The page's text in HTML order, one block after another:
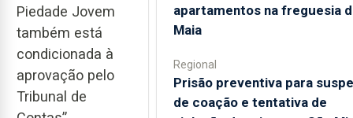
Piedade Jovem
também está
condicionada à
aprovação pelo
Tribunal de
apartamentos na freguesia
Maia
Regional
Prisão preventiva para
de coação e tentativa de